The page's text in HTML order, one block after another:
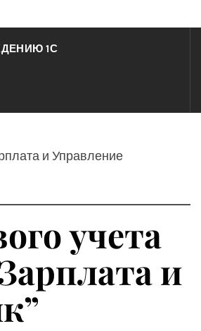
1С
и Управление
учета
и